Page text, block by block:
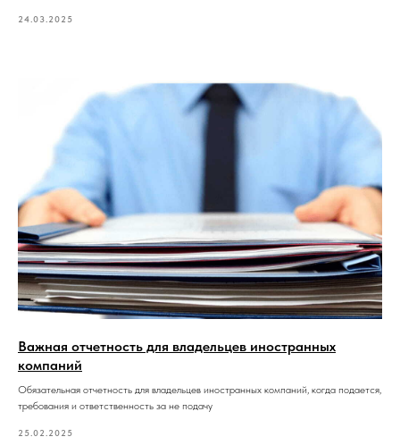
24.03.2025
Важная отчетность для владельцев иностранных
компаний
Обязательная отчетность для владельцев иностранных компаний, когда подается,
требования и ответственность за не подачу
25.02.2025